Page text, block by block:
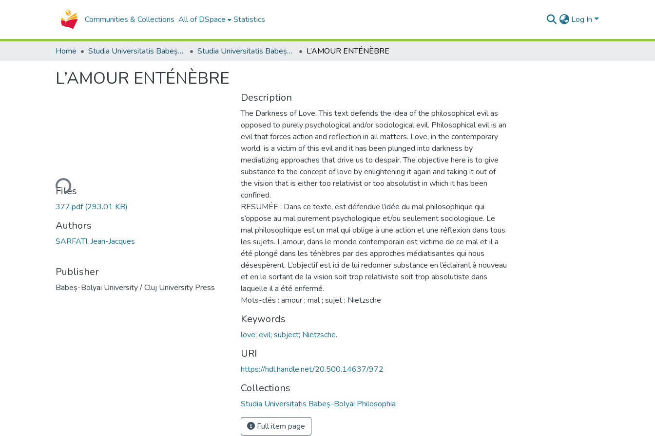
Communities & Collections All of DSpace Statistics Log In
Home Studia Universitatis Babeș-Bolyai Collection Studia Universitatis Babeș-Bolyai Philosophia L’AMOUR ENTÉNÈBRE
L’AMOUR ENTÉNÈBRE
Loading...
Files
377.pdf(293.01 KB)
Authors
SARFATI, Jean-Jacques
Publisher
Babeș-Bolyai University / Cluj University Press
Description
The Darkness of Love. This text defends the idea of the philosophical evil as
opposed to purely psychological and/or sociological evil. Philosophical evil is an
evil that forces action and reflection in all matters. Love, in the contemporary
world, is a victim of this evil and it has been plunged into darkness by
mediatizing approaches that drive us to despair. The objective here is to give
substance to the concept of love by enlightening it again and taking it out of
the vision that is either too relativist or too absolutist in which it has been
confined.
RESUMÉE : Dans ce texte, est défendue l’idée du mal philosophique qui
s’oppose au mal purement psychologique et/ou seulement sociologique. Le
mal philosophique est un mal qui oblige à une action et une réflexion dans tous
les sujets. L’amour, dans le monde contemporain est victime de ce mal et il a
été plongé dans les ténèbres par des approches médiatisantes qui nous
désespèrent. L’objectif est ici de lui redonner substance en l’éclairant à nouveau
et en le sortant de la vision soit trop relativiste soit trop absolutiste dans
laquelle il a été enfermé.
Mots-clés : amour ; mal ; sujet ; Nietzsche
Keywords
love; evil; subject; Nietzsche.
URI
https://hdl.handle.net/20.500.14637/972
Collections
Studia Universitatis Babeș-Bolyai Philosophia
Full item page